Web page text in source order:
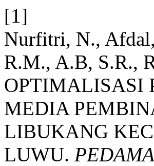
[1]
Nurfitri, N.,
R.M., A.B, S.R.,
OPTIMALISASI
MEDIA
LIBUKANG
LUWU.